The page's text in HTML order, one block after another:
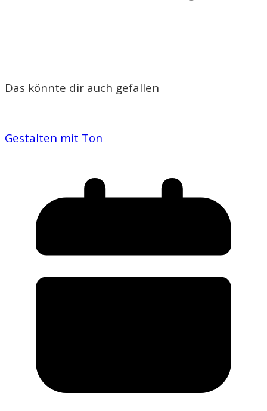
Das könnte dir auch gefallen
Gestalten mit Ton